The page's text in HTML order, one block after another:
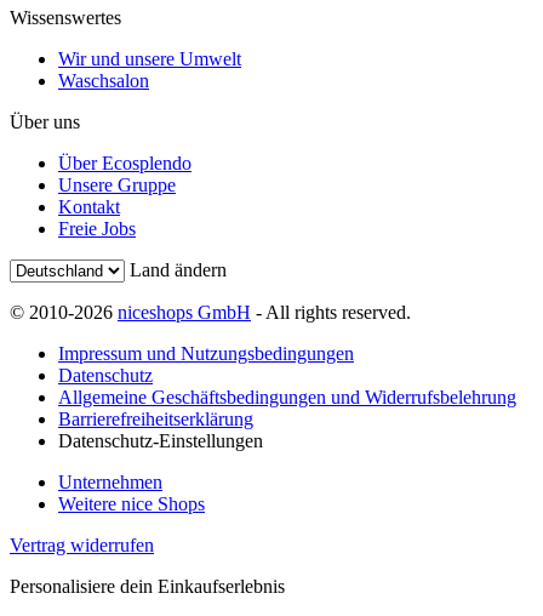
Wissenswertes
Wir und unsere Umwelt
Waschsalon
Über uns
Über Ecosplendo
Unsere Gruppe
Kontakt
Freie Jobs
Land ändern
© 2010-2026 niceshops GmbH - All rights reserved.
Impressum und Nutzungsbedingungen
Datenschutz
Allgemeine Geschäftsbedingungen und Widerrufsbelehrung
Barrierefreiheitserklärung
Datenschutz-Einstellungen
Unternehmen
Weitere nice Shops
Vertrag widerrufen
Personalisiere dein Einkaufserlebnis